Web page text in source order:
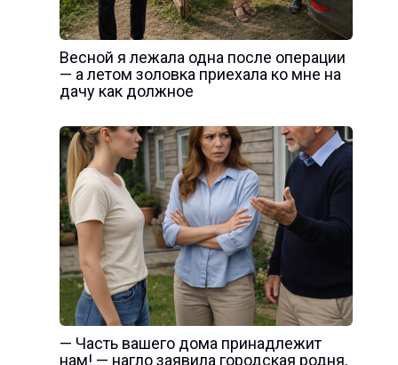
Весной я лежала одна после операции
— а летом золовка приехала ко мне на
дачу как должное
— Часть вашего дома принадлежит
нам! — нагло заявила городская родня,